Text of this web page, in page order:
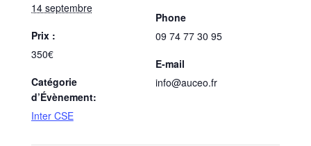
14 septembre
Prix :
350€
Catégorie
d’Évènement:
Inter CSE
Phone
09 74 77 30 95
E-mail
info@auceo.fr